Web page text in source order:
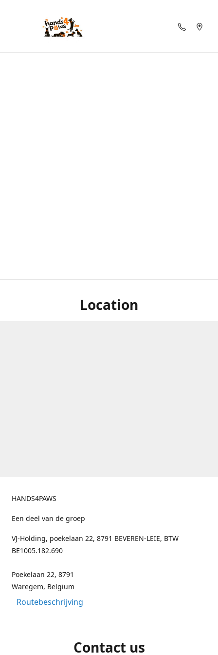
Location
HANDS4PAWS
Een deel van de groep
VJ-Holding, poekelaan 22, 8791 BEVEREN-LEIE, BTW
BE1005.182.690
Poekelaan 22, 8791
Waregem, Belgium
Routebeschrijving
Contact us